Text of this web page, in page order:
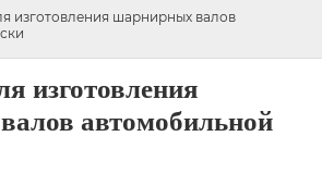
изготовления шарнирных валов
изготовления
автомобильной